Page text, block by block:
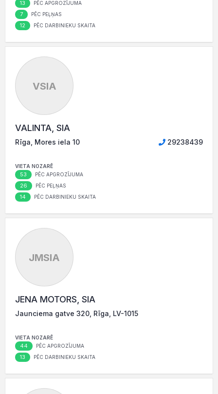
13 PĒC APGROZĪJUMA
7 PĒC PEĻŅAS
12 PĒC DARBINIEKU SKAITA
VSIA
VALINTA, SIA
Rīga, Mores iela 10 29238439
VIETA NOZARĒ
53 PĒC APGROZĪJUMA
26 PĒC PEĻŅAS
14 PĒC DARBINIEKU SKAITA
JMSIA
JENA MOTORS, SIA
Jaunciema gatve 320, Rīga, LV-1015
VIETA NOZARĒ
44 PĒC APGROZĪJUMA
13 PĒC DARBINIEKU SKAITA